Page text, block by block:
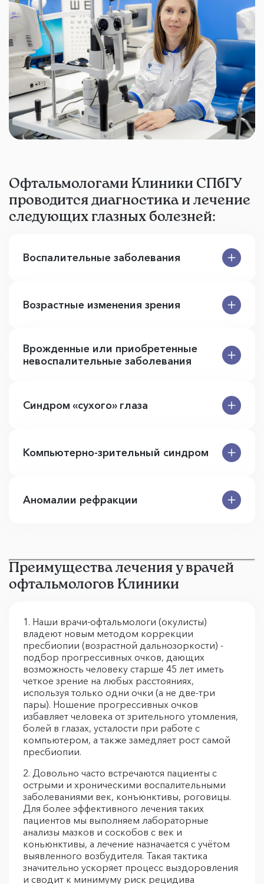
Офтальмологами Клиники СПбГУ
проводится диагностика и лечение
следующих глазных болезней:
Воспалительные заболевания
Возрастные изменения зрения
Врожденные или приобретенные
невоспалительные заболевания
Синдром «сухого» глаза
Компьютерно-зрительный синдром
Аномалии рефракции
Преимущества лечения у врачей
офтальмологов Клиники
1. Наши врачи-офтальмологи (окулисты)
владеют новым методом коррекции
пресбиопии (возрастной дальнозоркости) -
подбор прогрессивных очков, дающих
возможность человеку старше 45 лет иметь
четкое зрение на любых расстояниях,
используя только одни очки (а не две-три
пары). Ношение прогрессивных очков
избавляет человека от зрительного утомления,
болей в глазах, усталости при работе с
компьютером, а также замедляет рост самой
пресбиопии.
2. Довольно часто встречаются пациенты с
острыми и хроническими воспалительными
заболеваниями век, конъюнктивы, роговицы.
Для более эффективного лечения таких
пациентов мы выполняем лабораторные
анализы мазков и соскобов с век и
коньюнктивы, а лечение назначается с учётом
выявленного возбудителя. Такая тактика
значительно ускоряет процесс выздоровления
и сводит к минимуму риск рецидива